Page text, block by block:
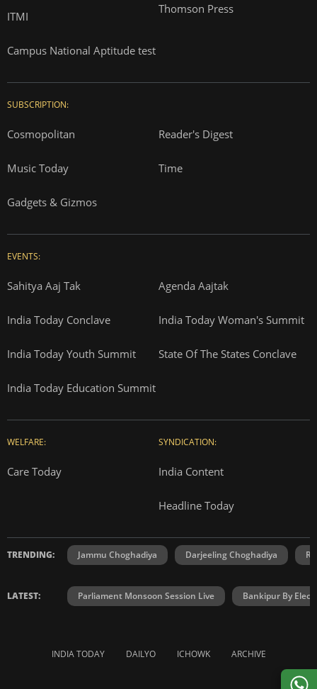
ITMI
Campus National Aptitude test
Thomson Press
SUBSCRIPTION:
Cosmopolitan Reader's Digest
Music Today Time
Gadgets & Gizmos
EVENTS:
Sahitya Aaj Tak Agenda Aajtak
India Today Conclave India Today Woman's Summit
India Today Youth Summit State Of The States Conclave
India Today Education Summit
WELFARE:
Care Today
SYNDICATION:
India Content
Headline Today
TRENDING: Jammu Choghadiya Darjeeling Choghadiya
LATEST: Parliament Monsoon Session Live Bankipur By
INDIA TODAY DAILYO ICHOWK ARCHIVE